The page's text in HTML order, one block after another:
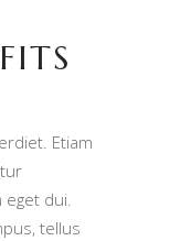
Etiam
eget dui.
tellus